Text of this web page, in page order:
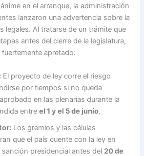
en el arranque, la administración
lanzaron una advertencia sobre la
legales. Al tratarse de un trámite que
antes del cierre de la legislatura,
apretado:
El proyecto de ley corre el riesgo
por tiempos si no queda
en las plenarias durante la
entreel 1 y el 5 de junio.
Los gremios y las células
que el país cuente con la ley en
presidencial antes del 20 de